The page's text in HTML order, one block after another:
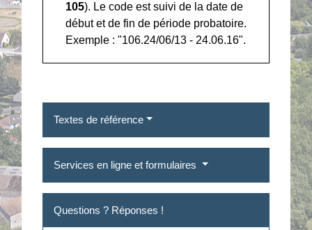
105). Le code est suivi de la date de
début et de fin de période probatoire.
Exemple : "106.24/06/13 - 24.06.16".
Textes de référence
Services en ligne et formulaires
Questions ? Réponses !